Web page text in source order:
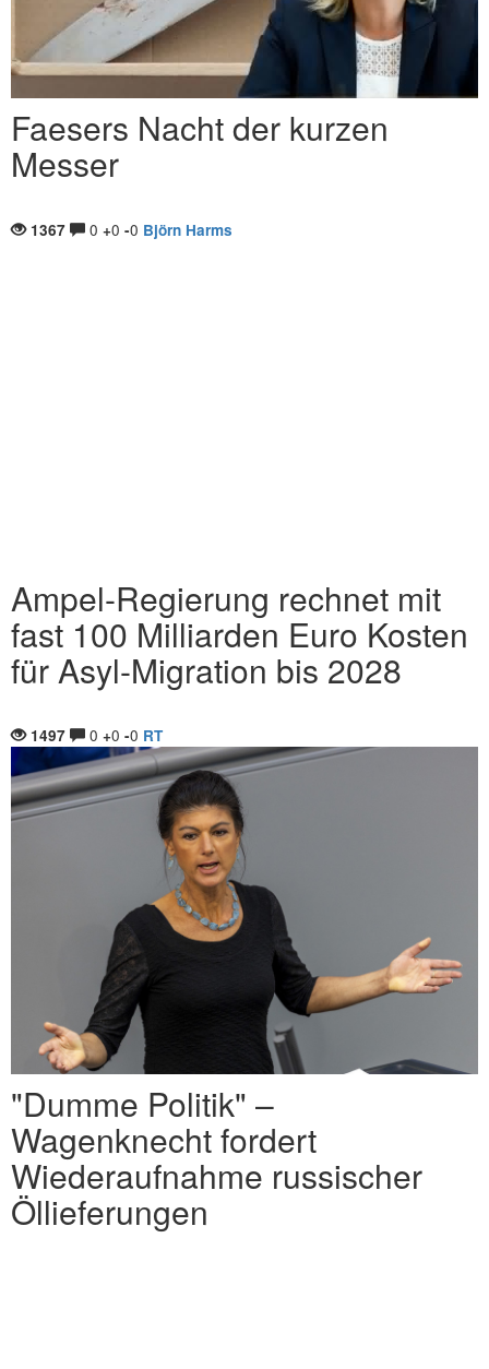
Faesers Nacht der kurzen
Messer
1367 0 +0 -0 Björn Harms
Ampel-Regierung rechnet mit
fast 100 Milliarden Euro Kosten
für Asyl-Migration bis 2028
1497 0 +0 -0 RT
"Dumme Politik" –
Wagenknecht fordert
Wiederaufnahme russischer
Öllieferungen